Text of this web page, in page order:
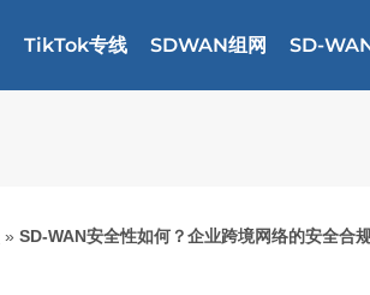
TikTok专线 SDWAN组网 SD-
» SD-WAN安全性如何？企业跨境网络的安全合